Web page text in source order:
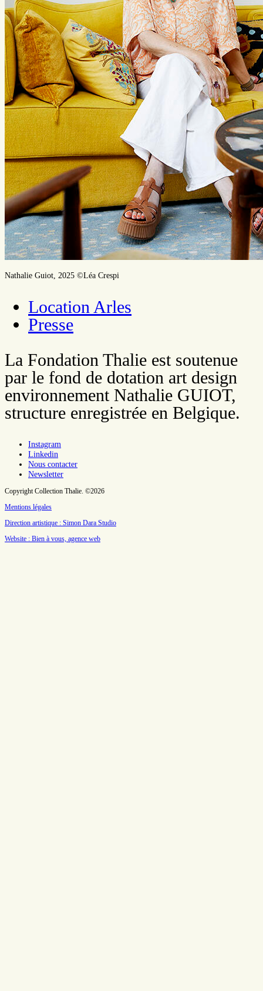
Nathalie Guiot, 2025 ©Léa Crespi
Location Arles
Presse
La Fondation Thalie est soutenue
par le fond de dotation art design
environnement Nathalie GUIOT,
structure enregistrée en Belgique.
Instagram
Linkedin
Nous contacter
Newsletter
Copyright Collection Thalie. ©2026
Mentions légales
Direction artistique : Simon Dara Studio
Website : Bien à vous, agence web